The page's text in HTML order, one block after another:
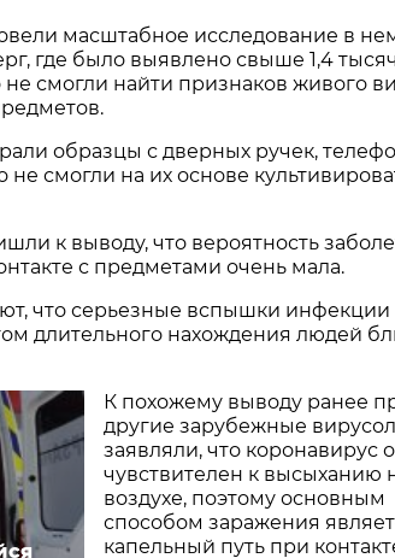
масштабное исследование в
где было выявлено свыше 1,4
смогли найти признаков живого
образцы с дверных ручек,
не смогли на их основе
к выводу, что вероятность
с предметами очень мала.
что серьезные вспышки инфекции
длительного нахождения людей
К похожему выводу ранее
другие зарубежные
заявляли, что коронавирус
чувствителен к высыханию
воздухе, поэтому основным
способом заражения
капельный путь при